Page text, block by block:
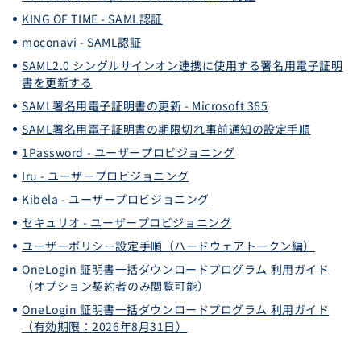
KING OF TIME - SAML認証
moconavi - SAML認証
SAML2.0 シングルサインオン連携に使用する署名用電子証明
書を更新する
SAML署名用電子証明書の更新 - Microsoft 365
SAML署名用電子証明書の期限切れ事前通知の設定手順
1Password - ユーザープロビジョニング
Iru - ユーザープロビジョニング
Kibela - ユーザープロビジョニング
セキュリオ - ユーザープロビジョニング
ユーザーポリシー設定手順（ハードウェアトークン編）
OneLogin 証明書一括ダウンロードプログラム 利用ガイド
（オプション契約者のみ閲覧可能）
OneLogin 証明書一括ダウンロードプログラム 利用ガイド
（有効期限：2026年8月31日）